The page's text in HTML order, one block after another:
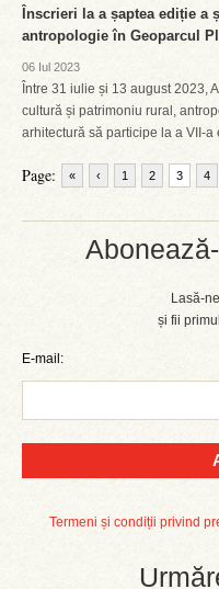
Lasă-
și fii
E-mail:
Termeni și condiții privind
Înscrieri la a șaptea ediție a
antropologie în Geoparcul
06 Iul 2023
Între 31 iulie și 13 august 2023,
cultură și patrimoniu rural,
arhitectură să participe la a VII-a
Page: « ‹ 1 2 3 4